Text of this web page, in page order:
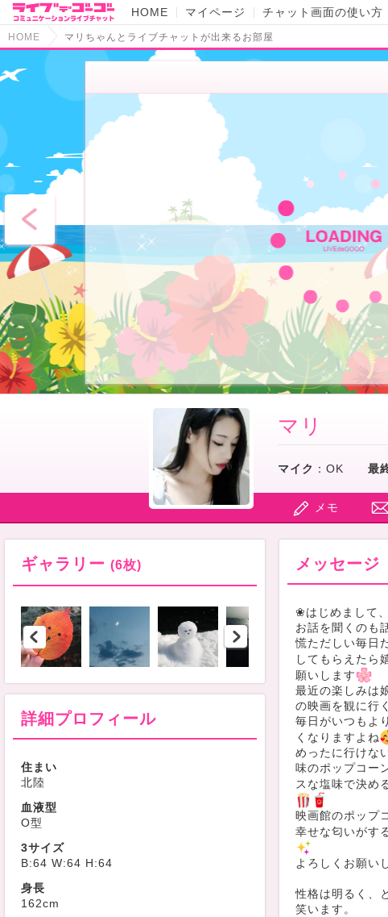
HOME マイページ チャット画面の使い方
HOME マリちゃんとライブチャットが出来るお部屋
マリ
マイク ： OK 最
メモ
ギャラリー (6枚)
詳細プロフィール
住まい
北陸
血液型
O型
3サイズ
B:64 W:64 H:64
身長
162cm
メッセージ
❀はじめまして
お話を聞くのも
慌ただしい毎日
してもらえたら
願いします
最近の楽しみは
の映画を観に行
毎日がいつもよ
くなりますよね
めったに行けな
味のポップコー
スな塩味で決め
映画館のポップ
幸せな匂いがす
よろしくお願い
性格は明るく、
笑います。